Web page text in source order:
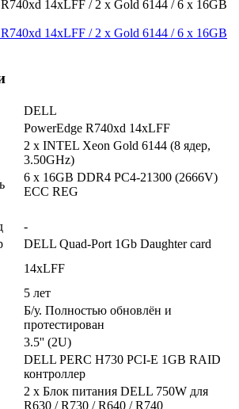
DELL
PowerEdge R740xd 14xLFF
2 x INTEL Xeon Gold 6144 (8 ядер,
3.50GHz)
6 x 16GB DDR4 PC4-21300 (2666V)
ECC REG
-
DELL Quad-Port 1Gb Daughter card
14xLFF
5 лет
Б/у. Полностью обновлён и
протестирован
3.5'' (2U)
DELL PERC H730 PCI-E 1GB RAID
контроллер
2 x Блок питания DELL 750W для
R630 / R730 / R640 / R740